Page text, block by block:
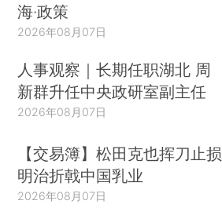
海·政策
2026年08月07日
人事观察｜长期任职湖北 周
新群升任中央政研室副主任
2026年08月07日
【交易簿】松田克也挥刀止损
明治折戟中国乳业
2026年08月07日